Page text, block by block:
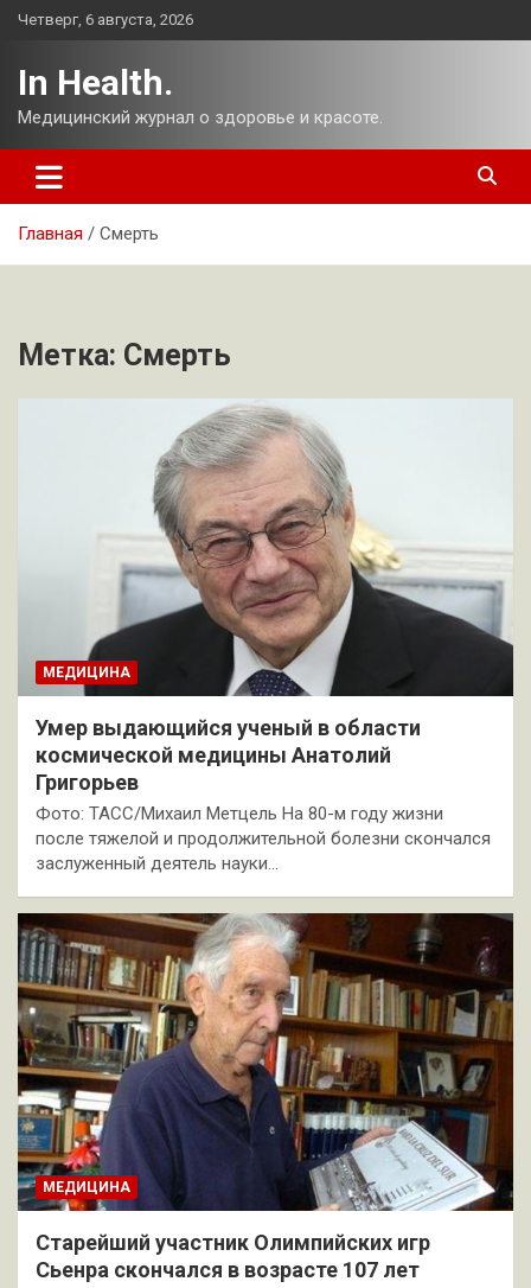
Перейти
Четверг, 6 августа, 2026
In Health.
Медицинский журнал о здоровье и красоте.
Главная Смерть
Метка: Смерть
МЕДИЦИНА
Умер выдающийся ученый в области
космической медицины Анатолий
Григорьев
Фото: ТАСС/Михаил Метцель На 80-м году жизни
после тяжелой и продолжительной болезни скончался
заслуженный деятель науки…
МЕДИЦИНА
Старейший участник Олимпийских игр
Сьенра скончался в возрасте 107 лет